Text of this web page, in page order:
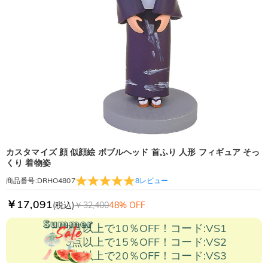
カスタマイズ 顔 似顔絵 ボブルヘッド 首ふり 人形 フィギュア そっ
くり 着物姿
商品番号:DRHO4807 8レビュー
￥17,091(税込)￥32,40048% OFF
2点以上で10％OFF！コード:VS1
3点以上で15％OFF！コード:VS2
5点以上で20％OFF！コード:VS3